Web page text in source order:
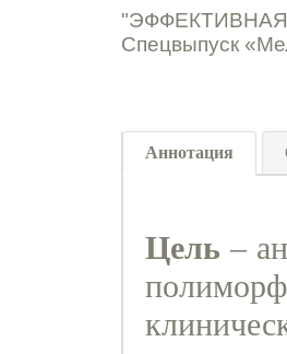
"ЭФФЕКТИВНАЯ
Спецвыпуск
Аннотация
Цель–